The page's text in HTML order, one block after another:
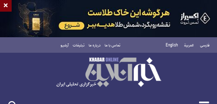
فارسی العربية English تماس با ما درباره ما تبلیغات آرشیو
جمعه ۱۶ مرداد ۱۴۰۵
×